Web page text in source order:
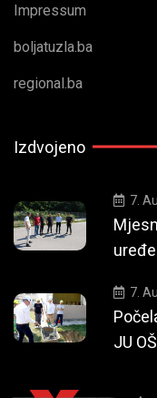
Impressum
boljatuzla.ba
regional.ba
Izdvojeno
7.
7.
JU OŠ